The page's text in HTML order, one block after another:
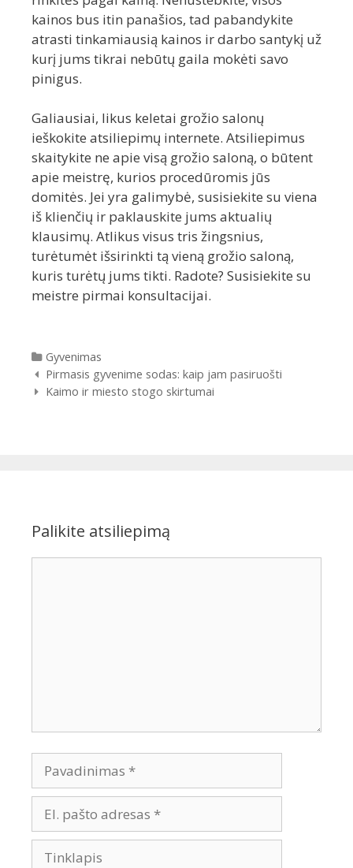
kainos bus itin panašios, tad pabandykite
atrasti tinkamiausią kainos ir darbo santykį už
kurį jums tikrai nebūtų gaila mokėti savo
pinigus.
Galiausiai, likus keletai grožio salonų
ieškokite atsiliepimų internete. Atsiliepimus
skaitykite ne apie visą grožio saloną, o būtent
apie meistrę, kurios procedūromis jūs
domitės. Jei yra galimybė, susisiekite su viena
iš klienčių ir paklauskite jums aktualių
klausimų. Atlikus visus tris žingsnius,
turėtumėt išsirinkti tą vieną grožio saloną,
kuris turėtų jums tikti. Radote? Susisiekite su
meistre pirmai konsultacijai.
Kategorijos
Gyvenimas
Įrašų
navigacija
Pirmasis gyvenime sodas: kaip jam pasiruošti
Kaimo ir miesto stogo skirtumai
Palikite atsiliepimą